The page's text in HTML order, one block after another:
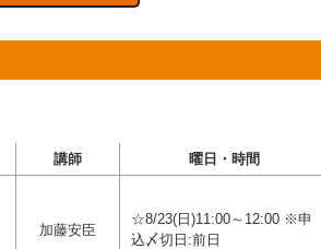
講師 曜日・時間
加藤安臣
☆8/23(日)11:00～12:00 ※申
込〆切日:前日